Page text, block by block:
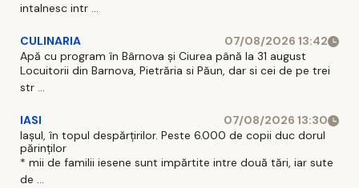
intalnesc intr ...
CULINARIA
07/08/2026 13:42
Apă cu program în Bârnova și Ciurea până la 31 august
Locuitorii din Barnova, Pietrăria si Păun, dar si cei de pe trei
str ...
IASI
07/08/2026 13:30
Iașul, în topul despărțirilor. Peste 6.000 de copii duc dorul
părinților
* mii de familii iesene sunt impărtite intre două tări, iar sute
de ...